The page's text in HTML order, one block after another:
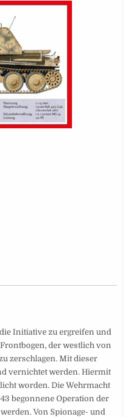
Initiative zu ergreifen und
der westlich von
zerschlagen. Mit dieser
vernichtet werden. Hiermit
worden. Die Wehrmacht
begonnene Operation der
Von Spionage- und